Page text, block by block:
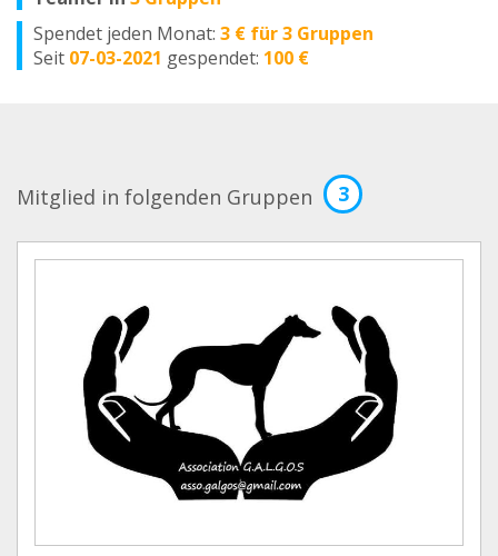
Spendet jeden Monat: 3 € für 3 Gruppen
Seit 07-03-2021 gespendet: 100 €
Mitglied in folgenden Gruppen 3